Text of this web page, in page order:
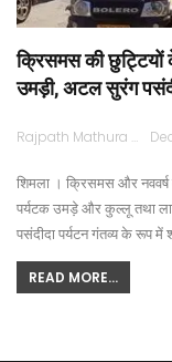
क्रिसमस की छुट्टियों
उमड़ी, अटल सुरंग
Rajpath Mathura
शिमला । क्रिसमस और नववर्ष
पर्यटक उमड़े और कुल्लू तथा
पसंदीदा पर्यटन गंतव्य के रूप
READ MORE...